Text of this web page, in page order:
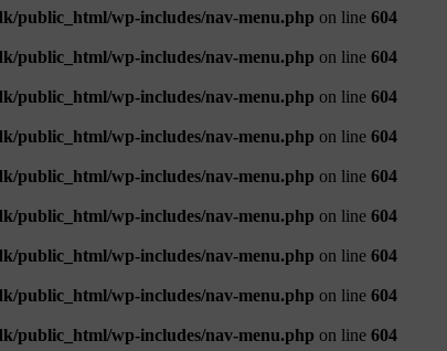
public_html/wp-includes/nav-menu.php on line 604
public_html/wp-includes/nav-menu.php on line 604
public_html/wp-includes/nav-menu.php on line 604
public_html/wp-includes/nav-menu.php on line 604
public_html/wp-includes/nav-menu.php on line 604
public_html/wp-includes/nav-menu.php on line 604
public_html/wp-includes/nav-menu.php on line 604
public_html/wp-includes/nav-menu.php on line 604
public_html/wp-includes/nav-menu.php on line 604